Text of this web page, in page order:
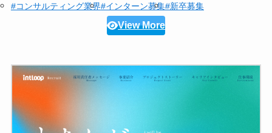
#コンサルティング業界#インターン募集#新卒募集
View More